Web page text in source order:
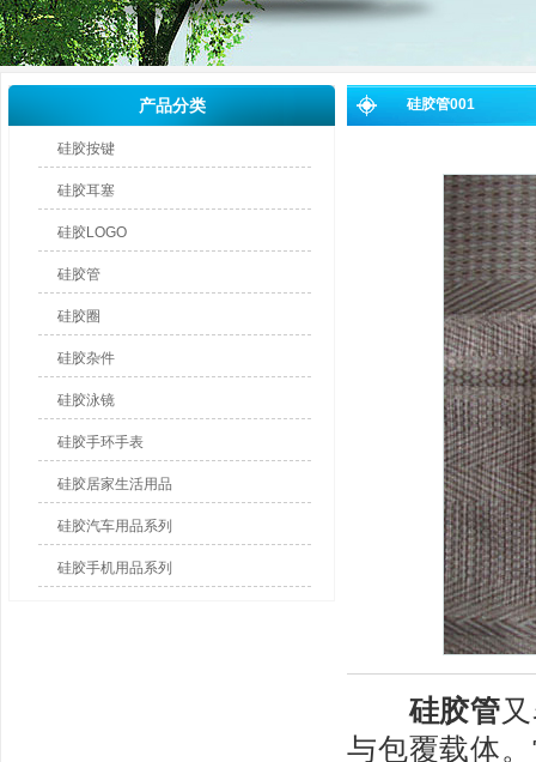
产品分类
硅胶按键
硅胶耳塞
硅胶LOGO
硅胶管
硅胶圈
硅胶杂件
硅胶泳镜
硅胶手环手表
硅胶居家生活用品
硅胶汽车用品系列
硅胶手机用品系列
硅胶管001
硅胶管
与包覆载体